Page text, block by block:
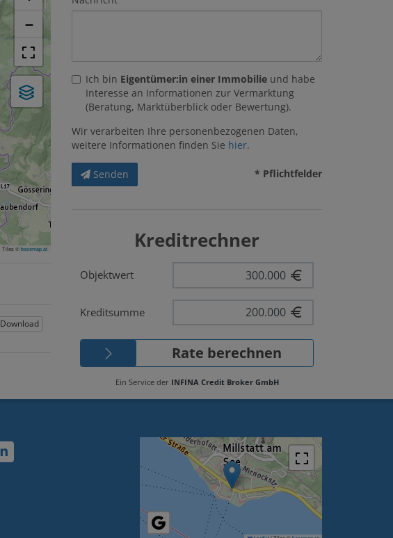
−
Tiles ©basemap.at
Download
Ich bin Eigentümer:in einer Immobilie und habe
Interesse an Informationen zur Vermarktung
(Beratung, Marktüberblick oder Bewertung).
Wir verarbeiten Ihre personenbezogenen Daten,
weitere Informationen finden Sie hier.
Senden * Pflichtfelder